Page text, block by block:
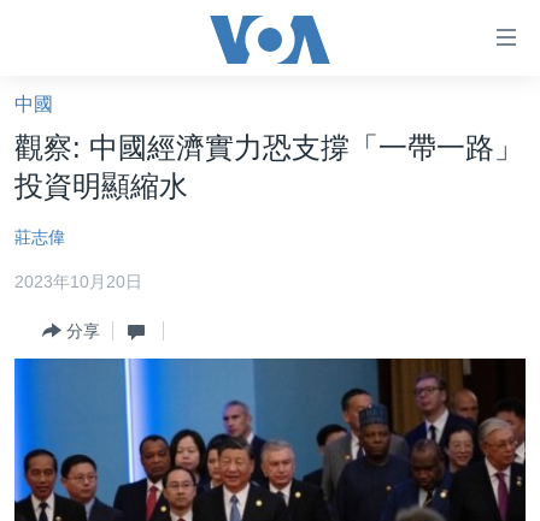
礙
鏈
接
跳
轉
內
美國大選2024
海外港人
美國
中國
中國
觀察: 中國經濟實力恐支撐「一帶一路」
投資明顯縮水
莊志偉
2023年10月20日
分享